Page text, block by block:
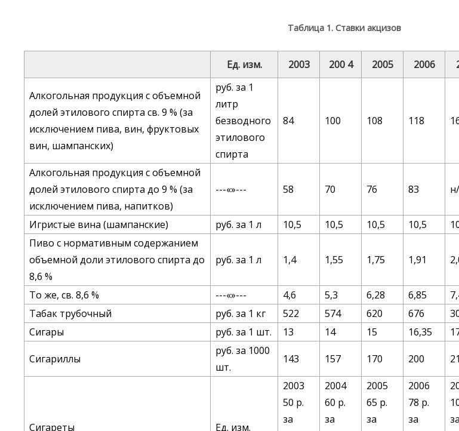
Таблица 1. Ставки акцизов
Ед. изм. 2003 200 4 2005 2006
Алкогольная продукция с объемной
долей этилового спирта св. 9 % (за
исключением пива, вин, фруктовых
вин, шампанских)
руб. за 1
литр
безводного
этилового
спирта
84 100 108 118
Алкогольная продукция с объемной
долей этилового спирта до 9 % (за
исключением пива, напитков)
---«»--- 58 70 76 83
Игристые вина (шампанские) руб. за 1 л 10,5 10,5 10,5 10,5
Пиво с нормативным содержанием
объемной доли этилового спирта до
8,6 %
руб. за 1 л 1,4 1,55 1,75 1,91
То же, св. 8,6 % ---«»--- 4,6 5,3 6,28 6,85
Табак трубочный
руб. за 1 кг 522 574 620 676
Сигары
руб. за 1 шт. 13 14 15 16,35
Сигариллы
руб. за 1000
шт.
143 157 170 200
Сигареты Ед. изм.
2003
50 р.
за
2004
60 р.
за
2005
65 р.
за
2006
78 р.
за
за